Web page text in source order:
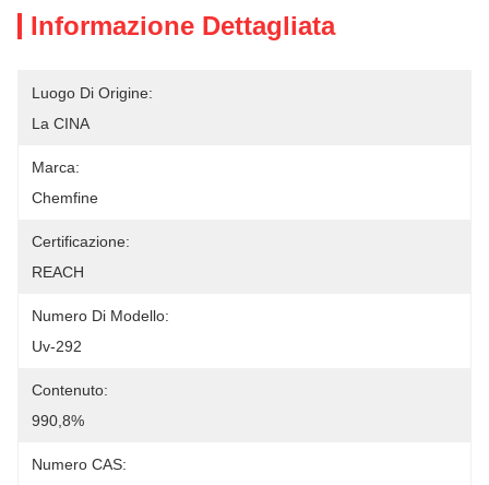
Informazione Dettagliata
Luogo Di Origine:
La CINA
Marca:
Chemfine
Certificazione:
REACH
Numero Di Modello:
Uv-292
Contenuto:
990,8%
Numero CAS: